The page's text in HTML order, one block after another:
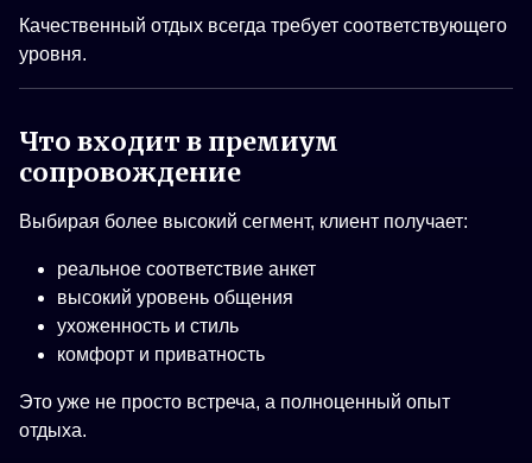
Качественный отдых всегда требует соответствующего
уровня.
Что входит в премиум
сопровождение
Выбирая более высокий сегмент, клиент получает:
реальное соответствие анкет
высокий уровень общения
ухоженность и стиль
комфорт и приватность
Это уже не просто встреча, а полноценный опыт
отдыха.